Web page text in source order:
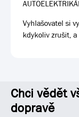
Vyhlašovatel si
kdykoliv zrušit,
Chci vědět
dopravě